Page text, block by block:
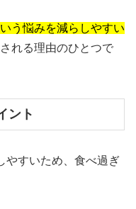
う悩みを減らしやすい
れる理由のひとつで
ント
やすいため、食べ過ぎ